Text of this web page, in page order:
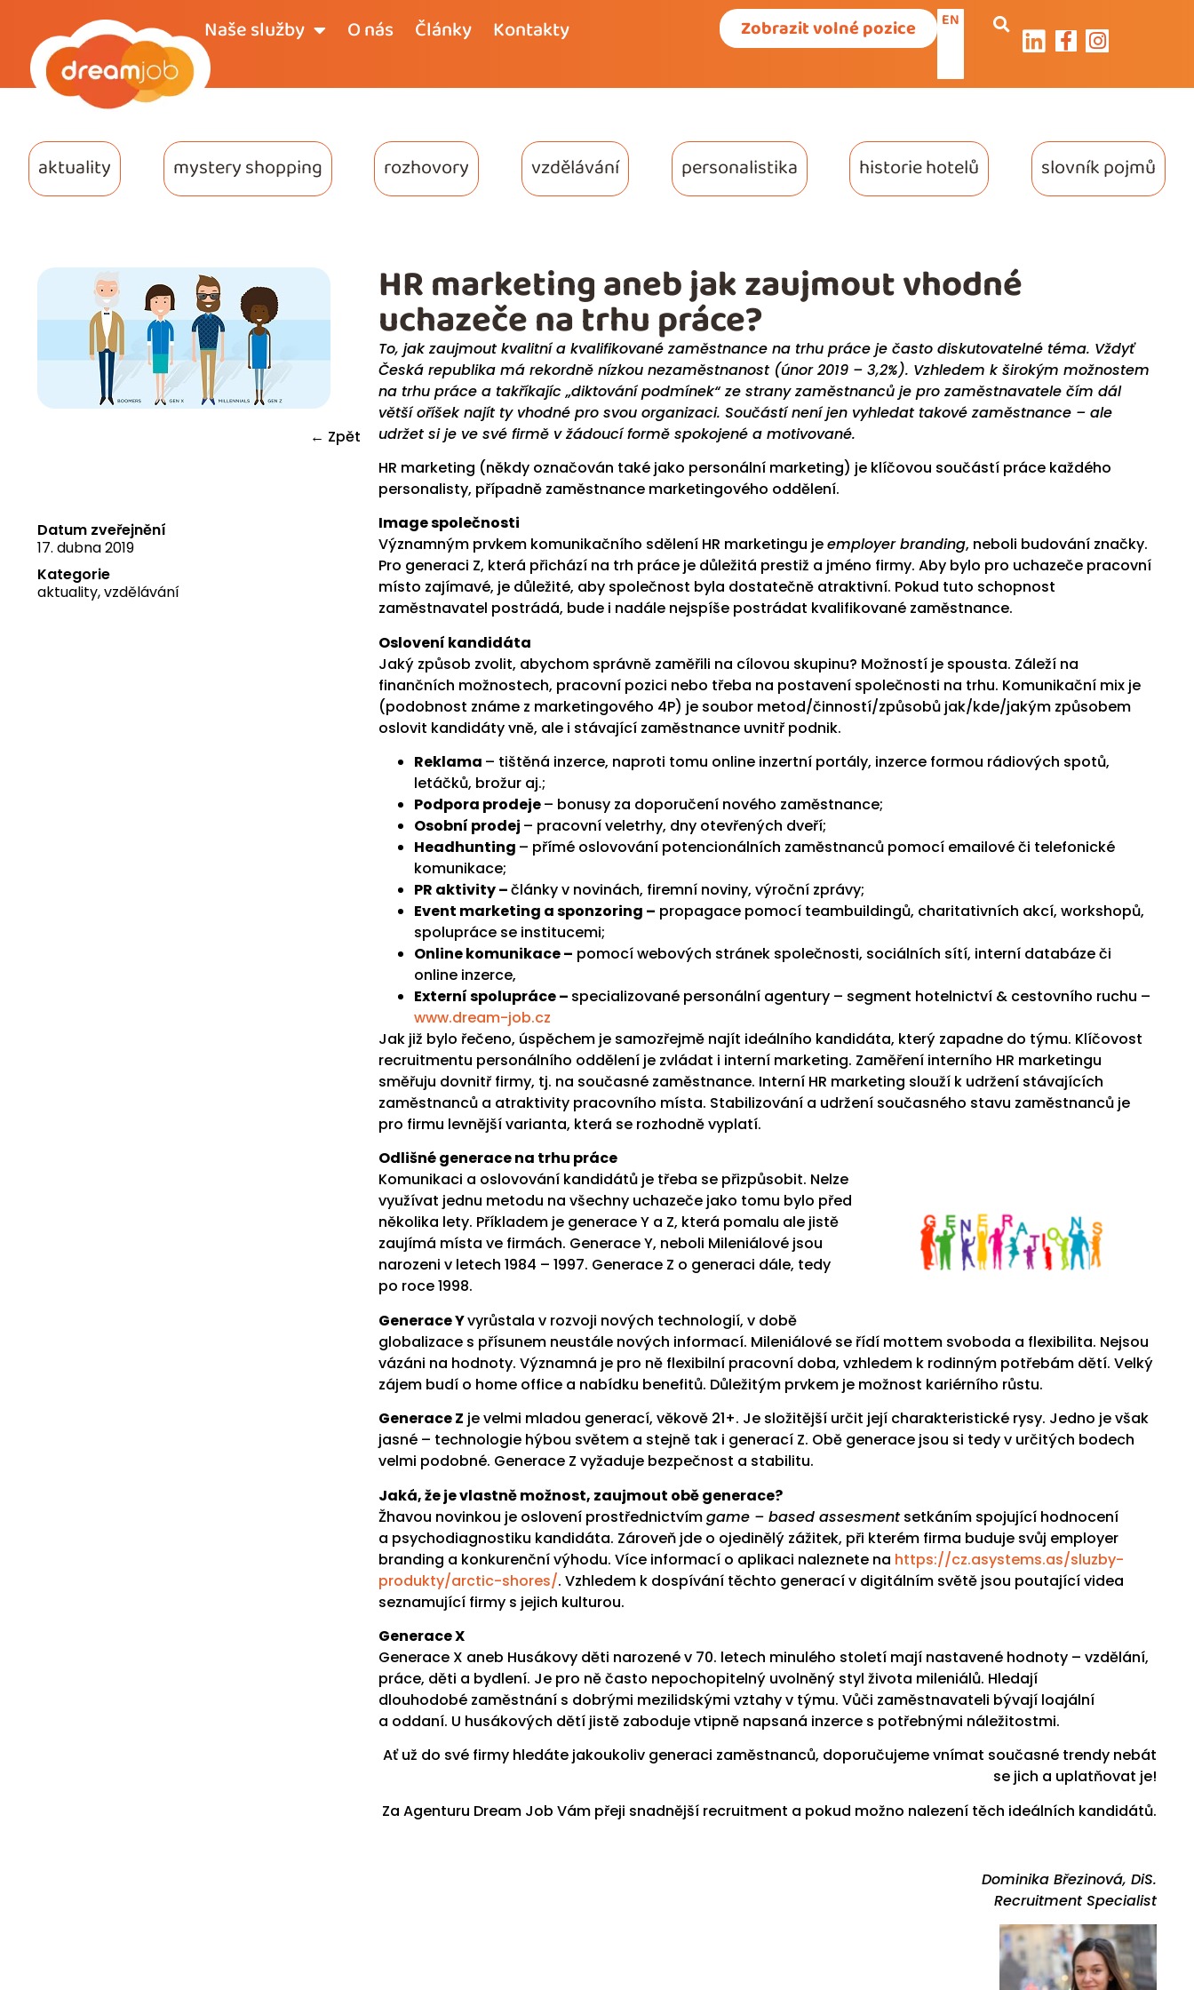
Naše služby O nás Články Kontakty Zobrazit volné pozice EN
aktuality mystery shopping rozhovory vzdělávání personalistika historie hotelů slovník pojmů
← Zpět
Datum zveřejnění
17. dubna 2019
Kategorie
aktuality,vzdělávání
To, jak zaujmout kvalitní a kvalifikované zaměstnance na trhu práce je často diskutovatelné téma. Vždyť
Česká republika má rekordně nízkou nezaměstnanost (únor 2019 – 3,2%). Vzhledem k širokým možnostem
na trhu práce a takříkajíc „diktování podmínek“ ze strany zaměstnanců je pro zaměstnavatele čím dál
větší oříšek najít ty vhodné pro svou organizaci. Součástí není jen vyhledat takové zaměstnance – ale
udržet si je ve své firmě v žádoucí formě spokojené a motivované.
HR marketing (někdy označován také jako personální marketing) je klíčovou součástí práce každého
personalisty, případně zaměstnance marketingového oddělení.
Image společnosti
Významným prvkem komunikačního sdělení HR marketingu jeemployer branding, neboli budování značky.
Pro generaci Z, která přichází na trh práce je důležitá prestiž a jméno firmy. Aby bylo pro uchazeče pracovní
místo zajímavé, je důležité, aby společnost byla dostatečně atraktivní. Pokud tuto schopnost
zaměstnavatel postrádá, bude i nadále nejspíše postrádat kvalifikované zaměstnance.
Oslovení kandidáta
Jaký způsob zvolit, abychom správně zaměřili na cílovou skupinu? Možností je spousta. Záleží na
finančních možnostech, pracovní pozici nebo třeba na postavení společnosti na trhu. Komunikační mix je
(podobnost známe z marketingového 4P) je soubor metod/činností/způsobů jak/kde/jakým způsobem
oslovit kandidáty vně, ale i stávající zaměstnance uvnitř podnik.
Reklama – tištěná inzerce, naproti tomu online inzertní portály, inzerce formou rádiových spotů,
letáčků, brožur aj.;
Podpora prodeje– bonusy za doporučení nového zaměstnance;
Osobní prodej – pracovní veletrhy, dny otevřených dveří;
Headhunting – přímé oslovování potencionálních zaměstnanců pomocí emailové či telefonické
komunikace;
PR aktivity –články v novinách, firemní noviny, výroční zprávy;
Event marketing a sponzoring – propagace pomocí teambuildingů, charitativních akcí, workshopů,
spolupráce se institucemi;
Online komunikace – pomocí webových stránek společnosti, sociálních sítí, interní databáze či
online inzerce,
Externí spolupráce – specializované personální agentury – segment hotelnictví & cestovního ruchu –
www.dream-job.cz
Jak již bylo řečeno, úspěchem je samozřejmě najít ideálního kandidáta, který zapadne do týmu. Klíčovost
recruitmentu personálního oddělení je zvládat i interní marketing. Zaměření interního HR marketingu
směřuju dovnitř firmy, tj. na současné zaměstnance. Interní HR marketing slouží k udržení stávajících
zaměstnanců a atraktivity pracovního místa. Stabilizování a udržení současného stavu zaměstnanců je
pro firmu levnější varianta, která se rozhodně vyplatí.
Odlišné generace na trhu práce
Komunikaci a oslovování kandidátů je třeba se přizpůsobit. Nelze
využívat jednu metodu na všechny uchazeče jako tomu bylo před
několika lety. Příkladem je generace Y a Z, která pomalu ale jistě
zaujímá místa ve firmách. Generace Y, neboli Mileniálové jsou
narozeni v letech 1984 – 1997. Generace Z o generaci dále, tedy
po roce 1998.
Generace Yvyrůstala v rozvoji nových technologií, v době
globalizace s přísunem neustále nových informací. Mileniálové se řídí mottem svoboda a flexibilita. Nejsou
vázáni na hodnoty. Významná je pro ně flexibilní pracovní doba, vzhledem k rodinným potřebám dětí. Velký
zájem budí o home office a nabídku benefitů. Důležitým prvkem je možnost kariérního růstu.
Generace Z je velmi mladou generací, věkově 21+. Je složitější určit její charakteristické rysy. Jedno je však
jasné – technologie hýbou světem a stejně tak i generací Z. Obě generace jsou si tedy v určitých bodech
velmi podobné. Generace Z vyžaduje bezpečnost a stabilitu.
Jaká, že je vlastně možnost, zaujmout obě generace?
Žhavou novinkou je oslovení prostřednictvímgame – based assesmentsetkáním spojující hodnocení
a psychodiagnostiku kandidáta. Zároveň jde o ojedinělý zážitek, při kterém firma buduje svůj employer
branding a konkurenční výhodu. Více informací o aplikaci naleznete na https://cz.asystems.as/sluzby-
produkty/arctic-shores/. Vzhledem k dospívání těchto generací v digitálním světě jsou poutající videa
seznamující firmy s jejich kulturou.
Generace X
Generace X aneb Husákovy děti narozené v 70. letech minulého století mají nastavené hodnoty – vzdělání,
práce, děti a bydlení. Je pro ně často nepochopitelný uvolněný styl života mileniálů. Hledají
dlouhodobé zaměstnání s dobrými mezilidskými vztahy v týmu. Vůči zaměstnavateli bývají loajální
a oddaní. U husákových dětí jistě zaboduje vtipně napsaná inzerce s potřebnými náležitostmi.
Ať už do své firmy hledáte jakoukoliv generaci zaměstnanců, doporučujeme vnímat současné trendy nebát
se jich a uplatňovat je!
Za Agenturu Dream Job Vám přeji snadnější recruitment a pokud možno nalezení těch ideálních kandidátů.
Dominika Březinová, DiS.
Recruitment Specialist
HR marketing aneb jak zaujmout vhodné
uchazeče na trhu práce?